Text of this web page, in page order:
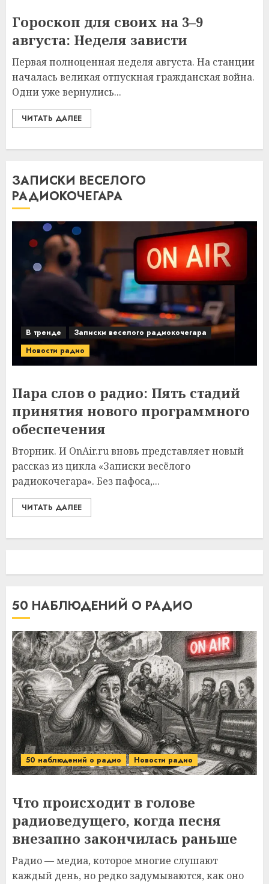
Гороскоп для своих на 3–9
августа: Неделя зависти
Первая полноценная неделя августа. На станции
началась великая отпускная гражданская война.
Одни уже вернулись...
ЧИТАТЬ ДАЛЕЕ
ЗАПИСКИ ВЕСЕЛОГО
РАДИОКОЧЕГАРА
В тренде
Записки веселого радиокочегара
Новости радио
Пара слов о радио: Пять стадий
принятия нового программного
обеспечения
Вторник. И OnAir.ru вновь представляет новый
рассказ из цикла «Записки весёлого
радиокочегара». Без пафоса,...
ЧИТАТЬ ДАЛЕЕ
50 НАБЛЮДЕНИЙ О РАДИО
50 наблюдений о радио Новости радио
Что происходит в голове
радиоведущего, когда песня
внезапно закончилась раньше
Радио — медиа, которое многие слушают
каждый день, но редко задумываются, как оно